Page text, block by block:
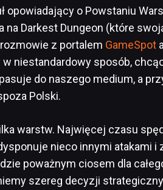
opowiadający o Powstaniu
na Darkest Dungeon (które
z portalem GameSpot
niestandardowy sposób,
do naszego medium, a
Polski.
warstw. Najwięcej czasu
nieco innymi atakami i
poważnym ciosem dla
szereg decyzji